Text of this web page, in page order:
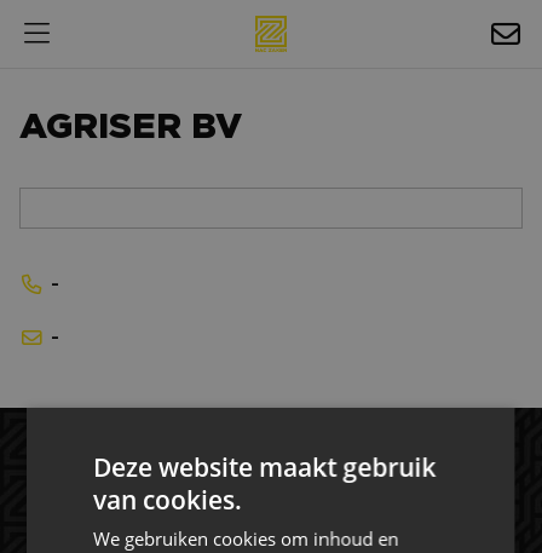
NIEUWS
BEDRIJVENGIDS
AGRISER BV
-
-
Deze website maakt gebruik
van cookies.
We gebruiken cookies om inhoud en